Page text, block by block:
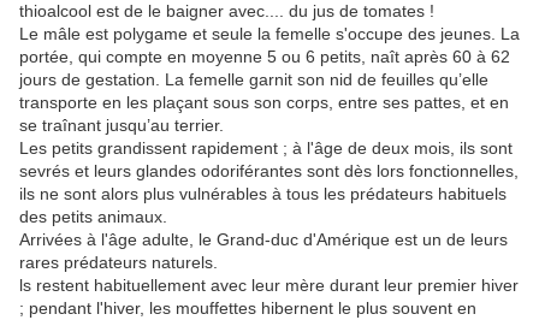
thioalcool est de le baigner avec.... du jus de tomates !
Le mâle est polygame et seule la femelle s'occupe des jeunes. La
portée, qui compte en moyenne 5 ou 6 petits, naît après 60 à 62
jours de gestation. La femelle garnit son nid de feuilles qu’elle
transporte en les plaçant sous son corps, entre ses pattes, et en
se traînant jusqu’au terrier.
Les petits grandissent rapidement ; à l'âge de deux mois, ils sont
sevrés et leurs glandes odoriférantes sont dès lors fonctionnelles,
ils ne sont alors plus vulnérables à tous les prédateurs habituels
des petits animaux.
Arrivées à l'âge adulte, le Grand-duc d'Amérique est un de leurs
rares prédateurs naturels.
ls restent habituellement avec leur mère durant leur premier hiver
; pendant l'hiver, les mouffettes hibernent le plus souvent en